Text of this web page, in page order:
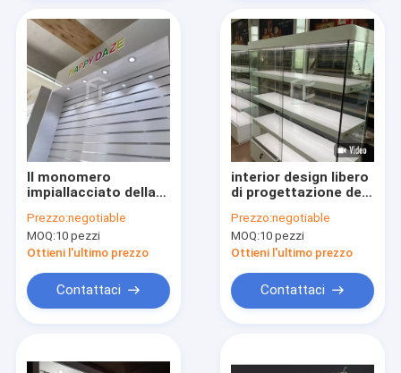
Prodotti
Circa noi
Giro della fabbrica
Controllo di qualità
Richieda una citazione
Mobilia dell'esposizione del negozio dell'abbigliamento
Mobilia del negozio di gioielli
Il monomero
impiallacciato della
del fumo progetta il
MDF spesso di 3mm
Prezzo:negotiable
MOQ:10 pezzi
Ottieni l'ultimo prezzo
Contattaci
interior design libero
di progettazione del
mobilia del negozio
del fumo del MDF di
12mm
Prezzo:negotiable
MOQ:10 pezzi
Ottieni l'ultimo prezzo
Contattaci